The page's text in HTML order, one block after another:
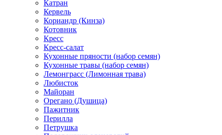
Катран
Кервель
Кориандр (Кинза)
Котовник
Кресс
Кресс-салат
Кухонные пряности (набор семян)
Кухонные травы (набор семян)
Лемонграсс (Лимонная трава)
Любисток
Майоран
Орегано (Душица)
Пажитник
Перилла
Петрушка